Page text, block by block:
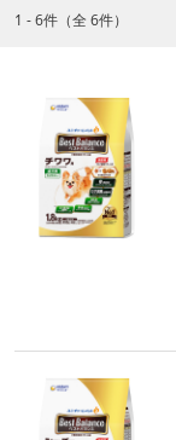
1 - 6件（全 6件）